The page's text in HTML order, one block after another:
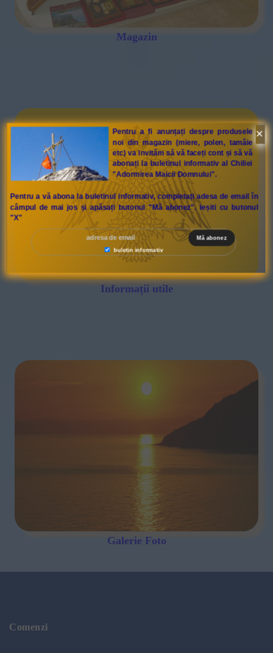
Magazin
Informații utile
Galerie Foto
Comenzi
×
Pentru a fi anunțați despre produsele
noi din magazin (miere, polen, tamâie
etc) va invităm să vă faceți cont și să vă
abonați la buletinul informativ al Chiliei
"Adormirea Maicii Domnului".
buletin informativ
Pentru a vă abona la buletinul informativ, completați adesa de email în
câmpul de mai jos și apăsați butonul "Mă abonez". Ieșiti cu butonul
"X"